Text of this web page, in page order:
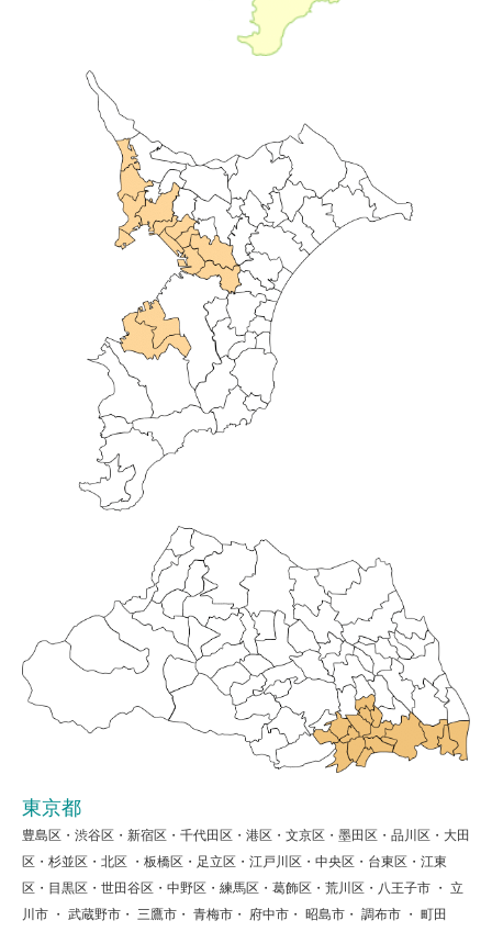
東京都
豊島区・渋谷区・新宿区・千代田区・港区・文京区・墨田区・品川区・大田
区・杉並区・北区 ・板橋区・足立区・江戸川区・中央区・台東区・江東
区・目黒区・世田谷区・中野区・練馬区・葛飾区・荒川区・八王子市 ・ 立
川市 ・ 武蔵野市・ 三鷹市・ 青梅市・ 府中市・ 昭島市・ 調布市 ・ 町田